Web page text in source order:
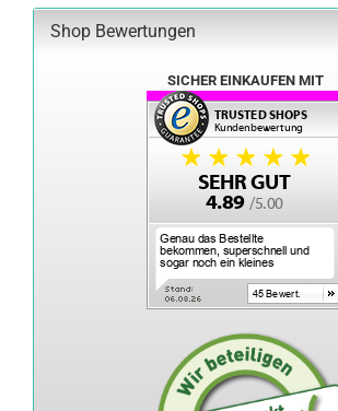
Shop Bewertungen
SICHER EINKAUFEN MIT